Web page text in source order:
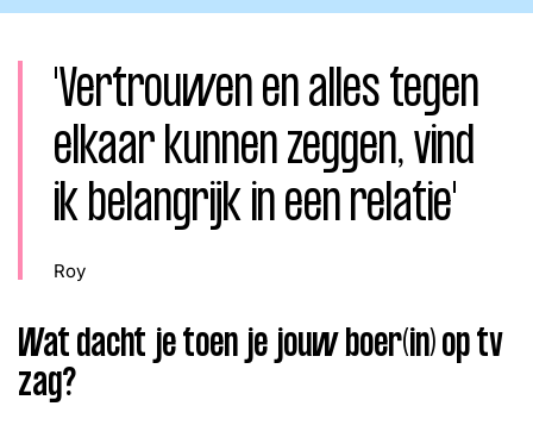
Word lid
Facebook
Instagram
Nieuws Nieuwsbrief
Uitzendingen
'Vertrouwen en alles tegen
elkaar kunnen zeggen, vind
ik belangrijk in een relatie'
Roy
Wat dacht je toen je jouw boer(in) op tv
zag?